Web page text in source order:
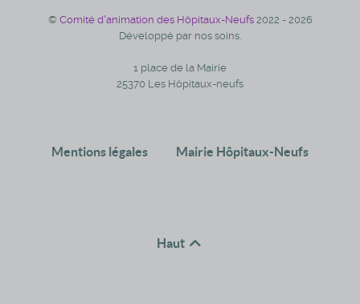
© Comité d'animation des Hôpitaux-Neufs 2022 - 2026
Développé par nos soins.
1 place de la Mairie
25370 Les Hôpitaux-neufs
Mentions légales Mairie Hôpitaux-Neufs
Haut